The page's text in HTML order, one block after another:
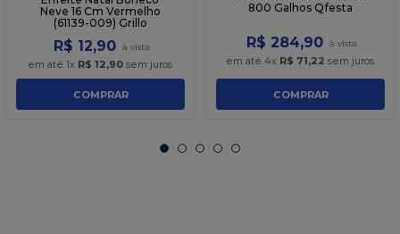
Neve 16 Cm Vermelho
(61139-009) Grillo
R$ 12,90
em até 1x R$ 12,90 sem juros
COMPRAR
800 Galhos Qfesta
R$ 284,90
em até 4x R$ 71,22 sem juros
COMPRAR